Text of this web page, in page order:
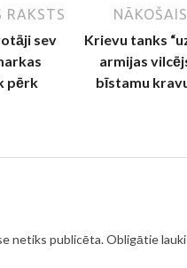
RAKSTS
sev
pērk
Krievu tanks
armijas
bīstamu
netiks publicēta.Obligātie